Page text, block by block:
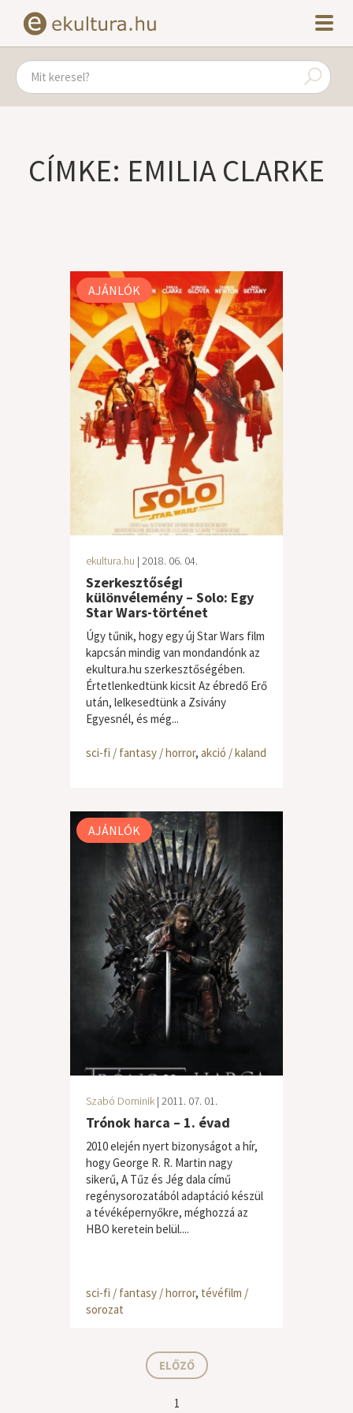
CÍMKE: EMILIA CLARKE
AJÁNLÓK
ekultura.hu | 2018. 06. 04.
Szerkesztőségi
különvélemény – Solo: Egy
Star Wars-történet
Úgy tűnik, hogy egy új Star Wars film
kapcsán mindig van mondandónk az
ekultura.hu szerkesztőségében.
Értetlenkedtünk kicsit Az ébredő Erő
után, lelkesedtünk a Zsivány
Egyesnél, és még...
sci-fi / fantasy / horror, akció / kaland
AJÁNLÓK
Szabó Dominik | 2011. 07. 01.
Trónok harca – 1. évad
2010 elején nyert bizonyságot a hír,
hogy George R. R. Martin nagy
sikerű, A Tűz és Jég dala című
regénysorozatából adaptáció készül
a tévéképernyőkre, méghozzá az
HBO keretein belül....
sci-fi / fantasy / horror, tévéfilm /
sorozat
ELŐZŐ
1